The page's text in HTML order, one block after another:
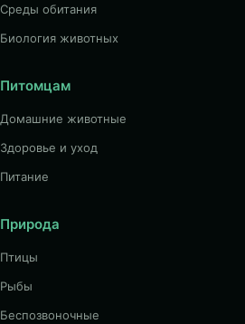
Среды обитания
Биология животных
Питомцам
Домашние животные
Здоровье и уход
Питание
Природа
Птицы
Рыбы
Беспозвоночные